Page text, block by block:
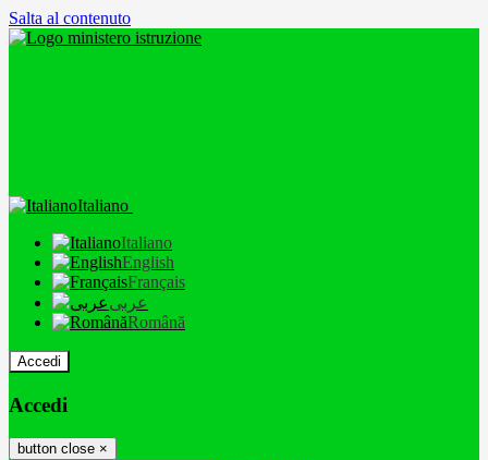
Salta al contenuto
Italiano
Italiano
English
Français
عربى
Română
Accedi
Accedi
button close ×